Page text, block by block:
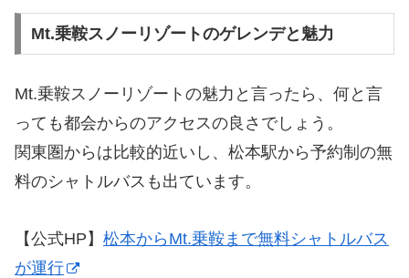
Mt.乗鞍スノーリゾートのゲレンデと魅力
Mt.乗鞍スノーリゾートの魅力と言ったら、何と言
っても都会からのアクセスの良さでしょう。
関東圏からは比較的近いし、松本駅から予約制の無
料のシャトルバスも出ています。
【公式HP】 松本からMt.乗鞍まで無料シャトルバス
が運行